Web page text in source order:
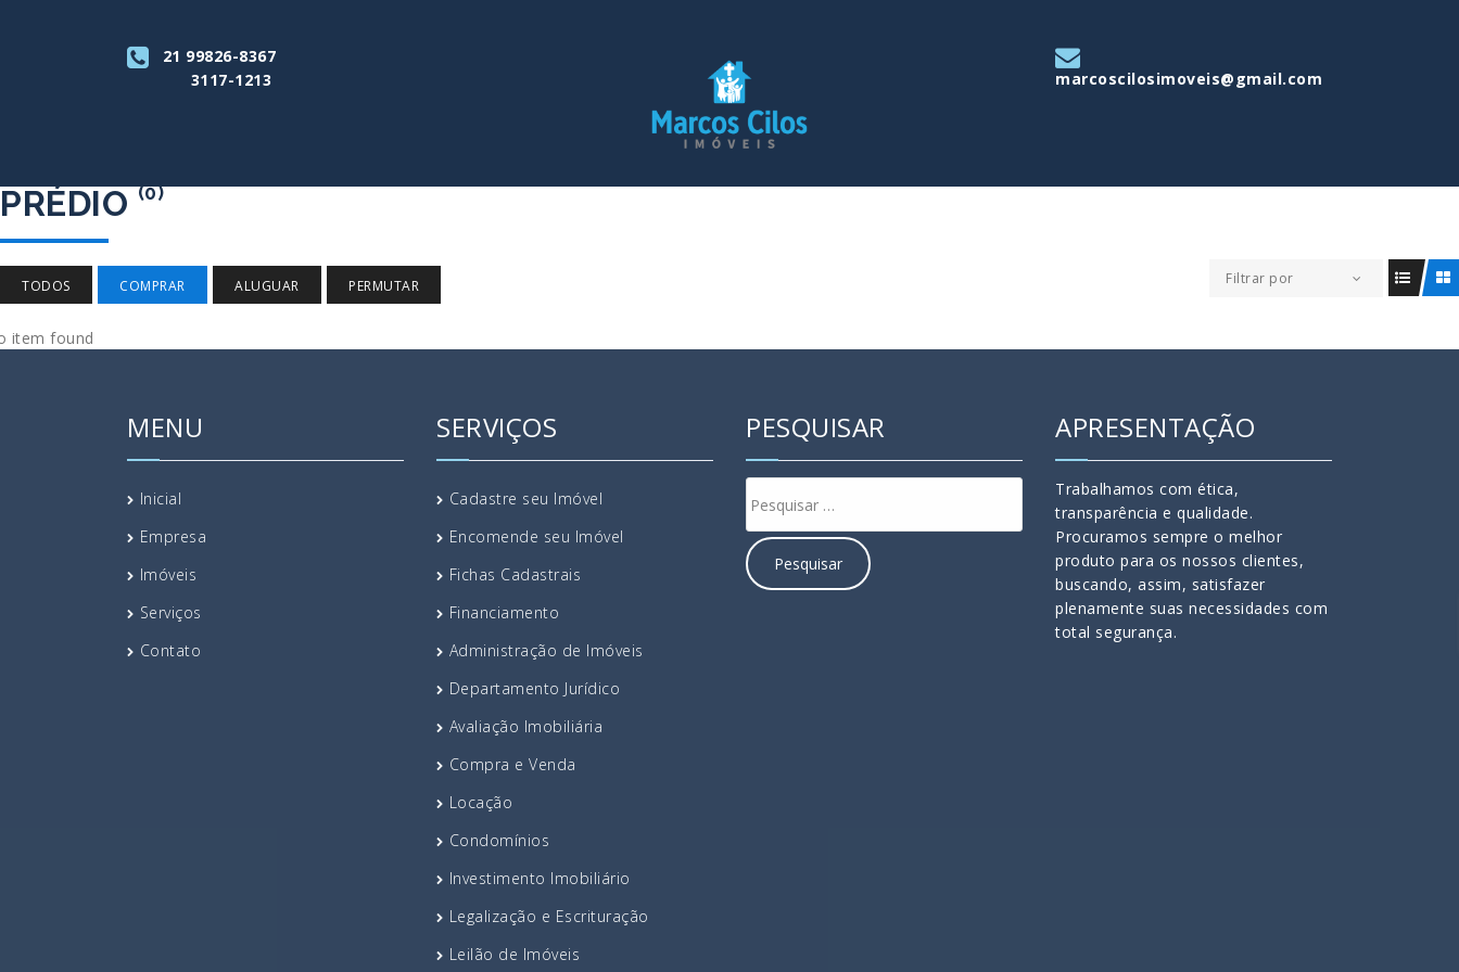
21 99826-8367
3117-1213
marcoscilosimoveis@gmail.com
PRÉDIO (0)
TODOS COMPRAR ALUGUAR PERMUTAR Filtrar por
item found
MENU
Inicial
Empresa
Imóveis
Serviços
Contato
SERVIÇOS
Cadastre seu Imóvel
Encomende seu Imóvel
Fichas Cadastrais
Financiamento
Administração de Imóveis
Departamento Jurídico
Avaliação Imobiliária
Compra e Venda
Locação
Condomínios
Investimento Imobiliário
Legalização e Escrituração
Leilão de Imóveis
PESQUISAR APRESENTAÇÃO
Trabalhamos com ética,
transparência e qualidade.
Procuramos sempre o melhor
produto para os nossos clientes,
buscando, assim, satisfazer
plenamente suas necessidades com
total segurança.